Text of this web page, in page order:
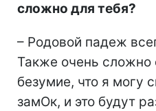
сложно для тебя?
– Родовой падеж
Также очень сложно
безумие, что я могу
замОк, и это будут